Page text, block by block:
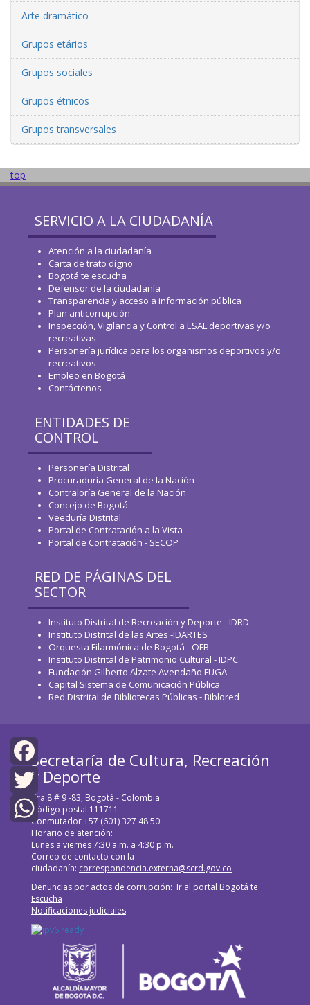
Facebook
Twitter
WhatsApp
Arte dramático
Grupos etários
Grupos sociales
Grupos étnicos
Grupos transversales
top
SERVICIO A LA CIUDADANÍA
Atención a la ciudadanía
Carta de trato digno
Bogotá te escucha
Defensor de la ciudadanía
Transparencia y acceso a información pública
Plan anticorrupción
Inspección, Vigilancia y Control a ESAL deportivas y/o
recreativas
Personería jurídica para los organismos deportivos y/o
recreativos
Empleo en Bogotá
Contáctenos
ENTIDADES DE
CONTROL
Personería Distrital
Procuraduría General de la Nación
Contraloría General de la Nación
Concejo de Bogotá
Veeduría Distrital
Portal de Contratación a la Vista
Portal de Contratación - SECOP
RED DE PÁGINAS DEL
SECTOR
Instituto Distrital de Recreación y Deporte - IDRD
Instituto Distrital de las Artes -IDARTES
Orquesta Filarmónica de Bogotá - OFB
Instituto Distrital de Patrimonio Cultural - IDPC
Fundación Gilberto Alzate Avendaño FUGA
Capital Sistema de Comunicación Pública
Red Distrital de Bibliotecas Públicas - Biblored
Secretaría de Cultura, Recreación
y Deporte
Cra 8 # 9 -83, Bogotá - Colombia
Código postal 111711
Conmutador +57 (601) 327 48 50
Horario de atención:
Lunes a viernes 7:30 a.m. a 4:30 p.m.
Correo de contacto con la
ciudadanía: correspondencia.externa@scrd.gov.co
Denuncias por actos de corrupción: Ir al portal Bogotá te
Escucha
Notificaciones judiciales